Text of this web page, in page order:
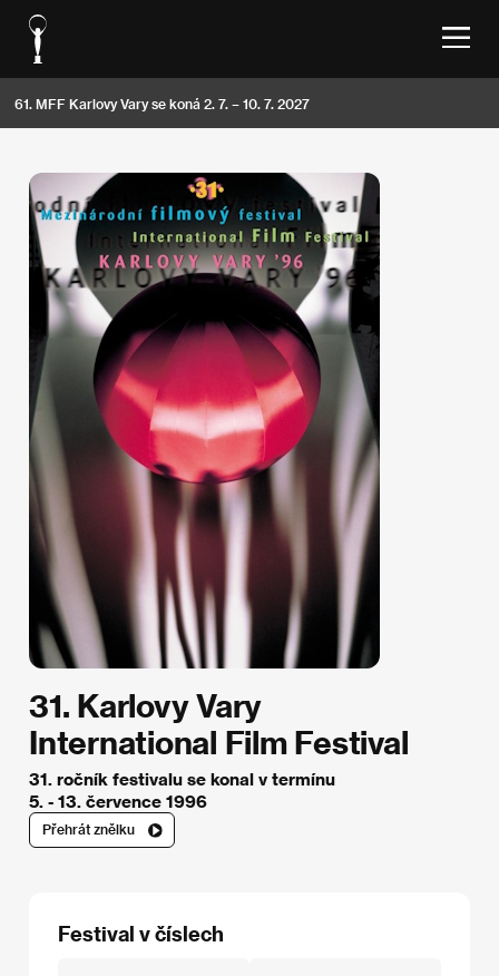
61. MFF Karlovy Vary se koná 2. 7. – 10. 7. 2027
31. Karlovy Vary
International Film Festival
31. ročník festivalu se konal v termínu
5. - 13. července 1996
Přehrát znělku
Festival v číslech